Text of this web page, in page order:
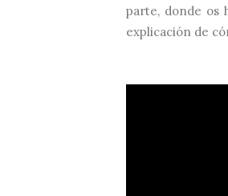
parte, donde os
explicación de